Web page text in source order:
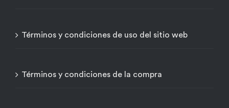
Términos y condiciones de uso del sitio web
Términos y condiciones de la compra